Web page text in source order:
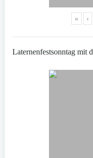
« ‹
Laternenfestsonntag mit